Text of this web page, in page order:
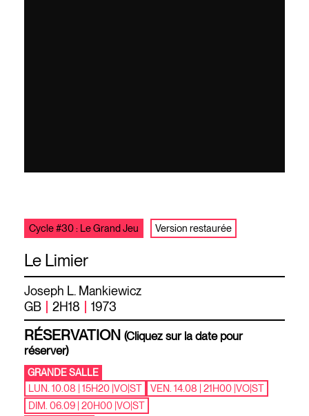
Le Limier
Joseph L. Mankiewicz
GB
2H18 1973
Cycle #30 : Le Grand Jeu Version restaurée
RÉSERVATION (Cliquez sur la date pour
réserver)
GRANDE SALLE
LUN. 10.08 | 15H20 |VO|ST VEN. 14.08 | 21H00 |VO|ST
DIM. 06.09 | 20H00 |VO|ST